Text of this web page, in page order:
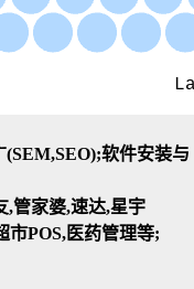
软件安装与
,管家婆,速达,星宇
市POS,医药管理等;